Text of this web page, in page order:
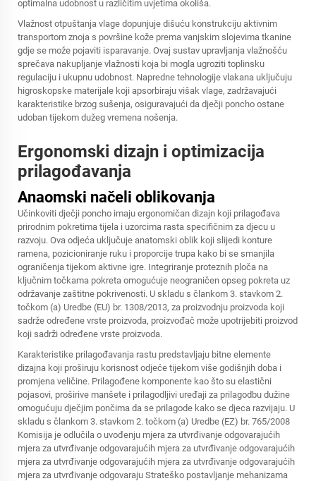
optimalna udobnost u različitim uvjetima okoliša.
Vlažnost otpuštanja vlage dopunjuje dišuću konstrukciju aktivnim
transportom znoja s površine kože prema vanjskim slojevima tkanine
gdje se može pojaviti isparavanje. Ovaj sustav upravljanja vlažnošću
sprečava nakupljanje vlažnosti koja bi mogla ugroziti toplinsku
regulaciju i ukupnu udobnost. Napredne tehnologije vlakana uključuju
higroskopske materijale koji apsorbiraju višak vlage, zadržavajući
karakteristike brzog sušenja, osiguravajući da dječji poncho ostane
udoban tijekom dužeg vremena nošenja.
Ergonomski dizajn i optimizacija
prilagođavanja
Anaomski načeli oblikovanja
Učinkoviti dječji poncho imaju ergonomičan dizajn koji prilagođava
prirodnim pokretima tijela i uzorcima rasta specifičnim za djecu u
razvoju. Ova odjeća uključuje anatomski oblik koji slijedi konture
ramena, pozicioniranje ruku i proporcije trupa kako bi se smanjila
ograničenja tijekom aktivne igre. Integriranje proteznih ploča na
ključnim točkama pokreta omogućuje neograničen opseg pokreta uz
održavanje zaštitne pokrivenosti. U skladu s člankom 3. stavkom 2.
točkom (a) Uredbe (EU) br. 1308/2013, za proizvodnju proizvoda koji
sadrže određene vrste proizvoda, proizvođač može upotrijebiti proizvod
koji sadrži određene vrste proizvoda.
Karakteristike prilagođavanja rastu predstavljaju bitne elemente
dizajna koji proširuju korisnost odjeće tijekom više godišnjih doba i
promjena veličine. Prilagođene komponente kao što su elastični
pojasovi, proširive manšete i prilagodljivi uređaji za prilagodbu dužine
omogućuju dječjim pončima da se prilagode kako se djeca razvijaju. U
skladu s člankom 3. stavkom 2. točkom (a) Uredbe (EZ) br. 765/2008
Komisija je odlučila o uvođenju mjera za utvrđivanje odgovarajućih
mjera za utvrđivanje odgovarajućih mjera za utvrđivanje odgovarajućih
mjera za utvrđivanje odgovarajućih mjera za utvrđivanje odgovarajućih
mjera za utvrđivanje odgovaraju Strateško postavljanje mehanizama